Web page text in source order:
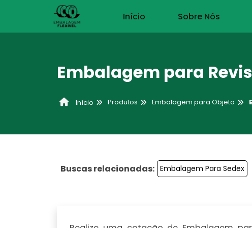
Início Sobre Nós
Embalagem para
Início Produtos Embalagem para Objeto
Buscas relacionadas: Embalagem Para Sedex